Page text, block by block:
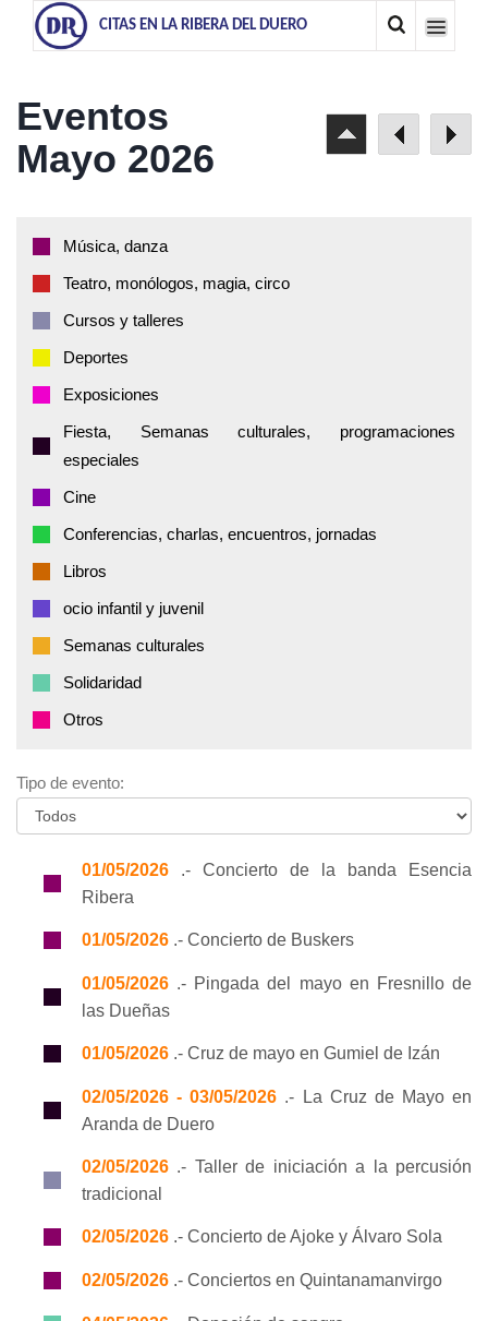
CITAS EN LA RIBERA DEL DUERO
Eventos
Mayo 2026
Música, danza
Teatro, monólogos, magia, circo
Cursos y talleres
Deportes
Exposiciones
Fiesta, Semanas culturales, programaciones
especiales
Cine
Conferencias, charlas, encuentros, jornadas
Libros
ocio infantil y juvenil
Semanas culturales
Solidaridad
Otros
Tipo de evento:
01/05/2026 .- Concierto de la banda Esencia
Ribera
01/05/2026 .- Concierto de Buskers
01/05/2026 .- Pingada del mayo en Fresnillo de
las Dueñas
01/05/2026 .- Cruz de mayo en Gumiel de Izán
02/05/2026 - 03/05/2026 .- La Cruz de Mayo en
Aranda de Duero
02/05/2026 .- Taller de iniciación a la percusión
tradicional
02/05/2026 .- Concierto de Ajoke y Álvaro Sola
02/05/2026 .- Conciertos en Quintanamanvirgo